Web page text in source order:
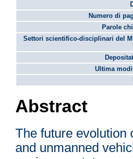
Numero di
Parole
Settori scientifico-disciplinari del
Ultima
Abstract
The future evolution
and unmanned